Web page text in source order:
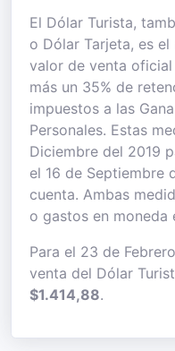
El Dólar Turista,
o Dólar Tarjeta, es
valor de venta oficial
más un 35% de
impuestos a las
Personales. Estas
Diciembre del 2019
el 16 de Septiembre
cuenta. Ambas
o gastos en moneda
Para el 23 de
venta del Dólar
$1.414,88.